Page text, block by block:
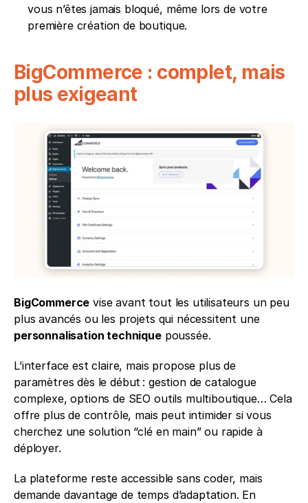
vous n’êtes jamais bloqué, même lors de votre
première création de boutique.
BigCommerce : complet, mais
plus exigeant
BigCommerce vise avant tout les utilisateurs un peu
plus avancés ou les projets qui nécessitent une
personnalisation technique poussée.
L’interface est claire, mais propose plus de
paramètres dès le début : gestion de catalogue
complexe, options de SEO outils multiboutique… Cela
offre plus de contrôle, mais peut intimider si vous
cherchez une solution “clé en main” ou rapide à
déployer.
La plateforme reste accessible sans coder, mais
demande davantage de temps d’adaptation. En